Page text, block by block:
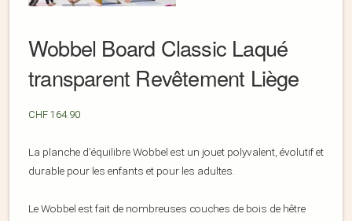
Wobbel Board Classic Laqué
transparent Revêtement Liège
CHF 164.90
La planche d’équilibre Wobbel est un jouet polyvalent, évolutif et
durable pour les enfants et pour les adultes.
Le Wobbel est fait de nombreuses couches de bois de hêtre